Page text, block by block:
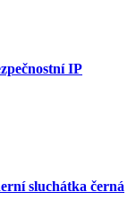
IP
sluchátka černá